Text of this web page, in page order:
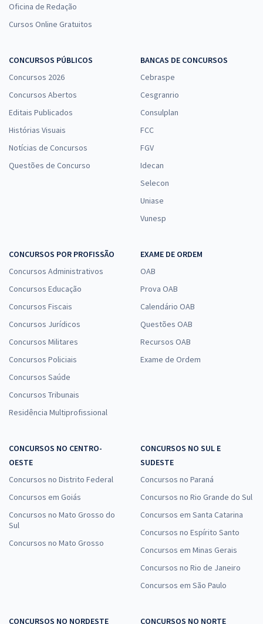
Oficina de Redação
Cursos Online Gratuitos
CONCURSOS PÚBLICOS
Concursos 2026
Concursos Abertos
Editais Publicados
Histórias Visuais
Notícias de Concursos
Questões de Concurso
BANCAS DE CONCURSOS
Cebraspe
Cesgranrio
Consulplan
FCC
FGV
Idecan
Selecon
Uniase
Vunesp
CONCURSOS POR PROFISSÃO
Concursos Administrativos
Concursos Educação
Concursos Fiscais
Concursos Jurídicos
Concursos Militares
Concursos Policiais
Concursos Saúde
Concursos Tribunais
Residência Multiprofissional
EXAME DE ORDEM
OAB
Prova OAB
Calendário OAB
Questões OAB
Recursos OAB
Exame de Ordem
CONCURSOS NO CENTRO-
OESTE
Concursos no Distrito Federal
Concursos em Goiás
Concursos no Mato Grosso do
Sul
Concursos no Mato Grosso
CONCURSOS NO SUL E
SUDESTE
Concursos no Paraná
Concursos no Rio Grande do Sul
Concursos em Santa Catarina
Concursos no Espírito Santo
Concursos em Minas Gerais
Concursos no Rio de Janeiro
Concursos em São Paulo
CONCURSOS NO NORDESTE
CONCURSOS NO NORTE